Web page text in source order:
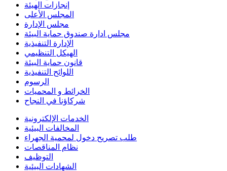
إنجازات الهيئة
المجلس الأعلى
مجلس الإدارة
مجلس ادارة صندوق حماية البيئة
الإدارة التنفيذية
الهيكل التنظيمي
قانون حماية البيئة
اللوائح التنفيذية
الرسوم
الخرائط و المحميات
شركاؤنا في النجاح
الخدمات الإلكترونية
المخالفات البيئية
طلب تصريح دخول لمحمية الجهراء
نظام المناقصات
التوظيف
الشهادات البيئية